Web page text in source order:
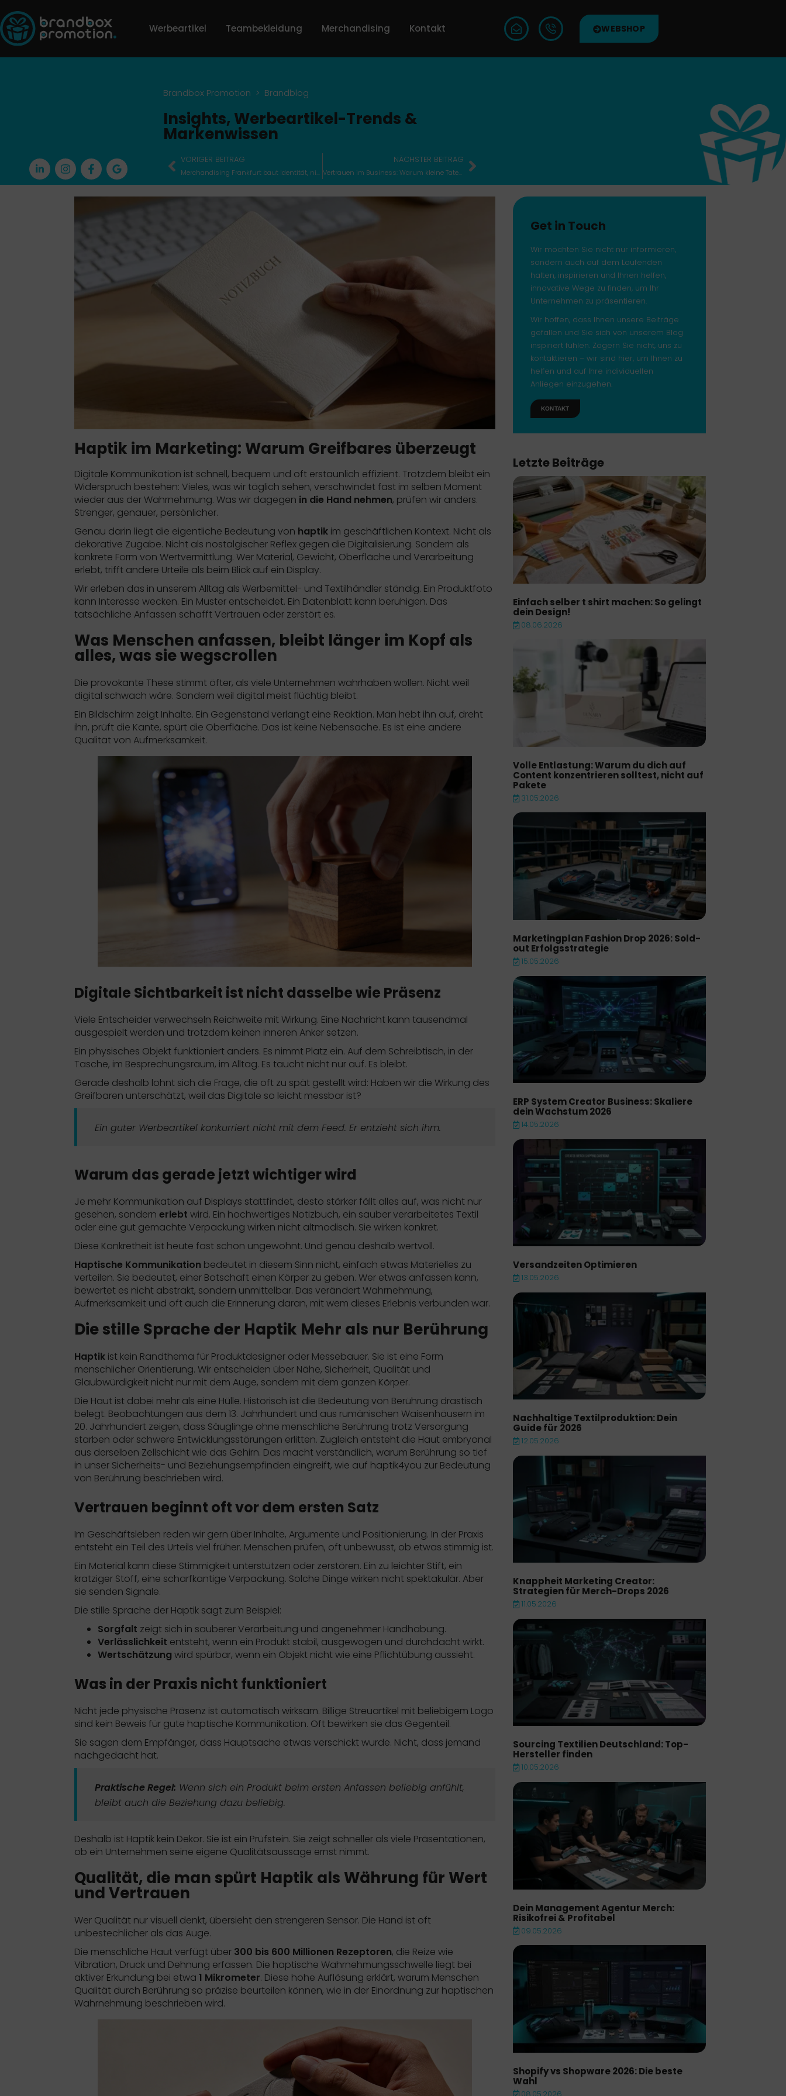
Werbeartikel Teambekleidung Merchandising Kontakt WEBSHOP
Brandbox Promotion > Brandblog
Insights, Werbeartikel-Trends &
Markenwissen
VORIGER BEITRAG
Merchandising Frankfurt baut Identität, nicht nur Umsatz
NÄCHSTER BEITRAG
Vertrauen im Business: Warum kleine Taten mehr zählen
Haptik im Marketing: Warum Greifbares überzeugt
Digitale Kommunikation ist schnell, bequem und oft erstaunlich effizient. Trotzdem bleibt ein
Widerspruch bestehen: Vieles, was wir täglich sehen, verschwindet fast im selben Moment
wieder aus der Wahrnehmung. Was wir dagegen in die Hand nehmen, prüfen wir anders.
Strenger, genauer, persönlicher.
Genau darin liegt die eigentliche Bedeutung von haptik im geschäftlichen Kontext. Nicht als
dekorative Zugabe. Nicht als nostalgischer Reflex gegen die Digitalisierung. Sondern als
konkrete Form von Wertvermittlung. Wer Material, Gewicht, Oberfläche und Verarbeitung
erlebt, trifft andere Urteile als beim Blick auf ein Display.
Wir erleben das in unserem Alltag als Werbemittel- und Textilhändler ständig. Ein Produktfoto
kann Interesse wecken. Ein Muster entscheidet. Ein Datenblatt kann beruhigen. Das
tatsächliche Anfassen schafft Vertrauen oder zerstört es.
Was Menschen anfassen, bleibt länger im Kopf als
alles, was sie wegscrollen
Die provokante These stimmt öfter, als viele Unternehmen wahrhaben wollen. Nicht weil
digital schwach wäre. Sondern weil digital meist flüchtig bleibt.
Ein Bildschirm zeigt Inhalte. Ein Gegenstand verlangt eine Reaktion. Man hebt ihn auf, dreht
ihn, prüft die Kante, spürt die Oberfläche. Das ist keine Nebensache. Es ist eine andere
Qualität von Aufmerksamkeit.
Digitale Sichtbarkeit ist nicht dasselbe wie Präsenz
Viele Entscheider verwechseln Reichweite mit Wirkung. Eine Nachricht kann tausendmal
ausgespielt werden und trotzdem keinen inneren Anker setzen.
Ein physisches Objekt funktioniert anders. Es nimmt Platz ein. Auf dem Schreibtisch, in der
Tasche, im Besprechungsraum, im Alltag. Es taucht nicht nur auf. Es bleibt.
Gerade deshalb lohnt sich die Frage, die oft zu spät gestellt wird: Haben wir die Wirkung des
Greifbaren unterschätzt, weil das Digitale so leicht messbar ist?
Ein guter Werbeartikel konkurriert nicht mit dem Feed. Er entzieht sich ihm.
Warum das gerade jetzt wichtiger wird
Je mehr Kommunikation auf Displays stattfindet, desto stärker fällt alles auf, was nicht nur
gesehen, sondern erlebt wird. Ein hochwertiges Notizbuch, ein sauber verarbeitetes Textil
oder eine gut gemachte Verpackung wirken nicht altmodisch. Sie wirken konkret.
Diese Konkretheit ist heute fast schon ungewohnt. Und genau deshalb wertvoll.
Haptische Kommunikation bedeutet in diesem Sinn nicht, einfach etwas Materielles zu
verteilen. Sie bedeutet, einer Botschaft einen Körper zu geben. Wer etwas anfassen kann,
bewertet es nicht abstrakt, sondern unmittelbar. Das verändert Wahrnehmung,
Aufmerksamkeit und oft auch die Erinnerung daran, mit wem dieses Erlebnis verbunden war.
Die stille Sprache der Haptik Mehr als nur Berührung
Haptik ist kein Randthema für Produktdesigner oder Messebauer. Sie ist eine Form
menschlicher Orientierung. Wir entscheiden über Nähe, Sicherheit, Qualität und
Glaubwürdigkeit nicht nur mit dem Auge, sondern mit dem ganzen Körper.
Die Haut ist dabei mehr als eine Hülle. Historisch ist die Bedeutung von Berührung drastisch
belegt. Beobachtungen aus dem 13. Jahrhundert und aus rumänischen Waisenhäusern im
20. Jahrhundert zeigen, dass Säuglinge ohne menschliche Berührung trotz Versorgung
starben oder schwere Entwicklungsstörungen erlitten. Zugleich entsteht die Haut embryonal
aus derselben Zellschicht wie das Gehirn. Das macht verständlich, warum Berührung so tief
in unser Sicherheits- und Beziehungsempfinden eingreift, wie auf haptik4you zur Bedeutung
von Berührung beschrieben wird.
Vertrauen beginnt oft vor dem ersten Satz
Im Geschäftsleben reden wir gern über Inhalte, Argumente und Positionierung. In der Praxis
entsteht ein Teil des Urteils viel früher. Menschen prüfen, oft unbewusst, ob etwas stimmig ist.
Ein Material kann diese Stimmigkeit unterstützen oder zerstören. Ein zu leichter Stift, ein
kratziger Stoff, eine scharfkantige Verpackung. Solche Dinge wirken nicht spektakulär. Aber
sie senden Signale.
Die stille Sprache der Haptik sagt zum Beispiel:
Sorgfalt zeigt sich in sauberer Verarbeitung und angenehmer Handhabung.
Verlässlichkeit entsteht, wenn ein Produkt stabil, ausgewogen und durchdacht wirkt.
Wertschätzung wird spürbar, wenn ein Objekt nicht wie eine Pflichtübung aussieht.
Was in der Praxis nicht funktioniert
Nicht jede physische Präsenz ist automatisch wirksam. Billige Streuartikel mit beliebigem Logo
sind kein Beweis für gute haptische Kommunikation. Oft bewirken sie das Gegenteil.
Sie sagen dem Empfänger, dass Hauptsache etwas verschickt wurde. Nicht, dass jemand
nachgedacht hat.
Praktische Regel: Wenn sich ein Produkt beim ersten Anfassen beliebig anfühlt,
bleibt auch die Beziehung dazu beliebig.
Deshalb ist Haptik kein Dekor. Sie ist ein Prüfstein. Sie zeigt schneller als viele Präsentationen,
ob ein Unternehmen seine eigene Qualitätsaussage ernst nimmt.
Qualität, die man spürt Haptik als Währung für Wert
und Vertrauen
Wer Qualität nur visuell denkt, übersieht den strengeren Sensor. Die Hand ist oft
unbestechlicher als das Auge.
Die menschliche Haut verfügt über 300 bis 600 Millionen Rezeptoren, die Reize wie
Vibration, Druck und Dehnung erfassen. Die haptische Wahrnehmungsschwelle liegt bei
aktiver Erkundung bei etwa 1 Mikrometer. Diese hohe Auflösung erklärt, warum Menschen
Qualität durch Berührung so präzise beurteilen können, wie in der Einordnung zur haptischen
Wahrnehmung beschrieben wird.
Get in Touch
Wir möchten Sie nicht nur informieren,
sondern auch auf dem Laufenden
halten, inspirieren und Ihnen helfen,
innovative Wege zu finden, um Ihr
Unternehmen zu präsentieren.
Wir hoffen, dass Ihnen unsere Beiträge
gefallen und Sie sich von unserem Blog
inspiriert fühlen. Zögern Sie nicht, uns zu
kontaktieren – wir sind hier, um Ihnen zu
helfen und auf Ihre individuellen
Anliegen einzugehen.
KONTAKT
Letzte Beiträge
Einfach selber t shirt machen: So gelingt
dein Design!
08.06.2026
Volle Entlastung: Warum du dich auf
Content konzentrieren solltest, nicht auf
Pakete
31.05.2026
Marketingplan Fashion Drop 2026: Sold-
out Erfolgsstrategie
15.05.2026
ERP System Creator Business: Skaliere
dein Wachstum 2026
14.05.2026
Versandzeiten Optimieren
13.05.2026
Nachhaltige Textilproduktion: Dein
Guide für 2026
12.05.2026
Knappheit Marketing Creator:
Strategien für Merch-Drops 2026
11.05.2026
Sourcing Textilien Deutschland: Top-
Hersteller finden
10.05.2026
Dein Management Agentur Merch:
Risikofrei & Profitabel
09.05.2026
Shopify vs Shopware 2026: Die beste
Wahl
08.05.2026